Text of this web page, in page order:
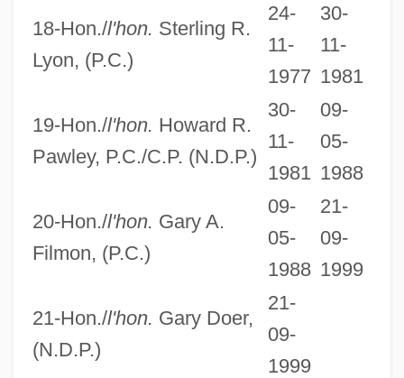
18-Hon./l'hon. Sterling R.
Lyon, (P.C.)
24-
11-
1977
30-
11-
1981
19-Hon./l'hon. Howard R.
Pawley, P.C./C.P. (N.D.P.)
30-
11-
1981
09-
05-
1988
20-Hon./l'hon. Gary A.
Filmon, (P.C.)
09-
05-
1988
21-
09-
1999
21-Hon./l'hon. Gary Doer,
(N.D.P.)
21-
09-
1999
The Diwan Of Abu Nuwas
The Divine Enforcer
The Divan Of Hafiz
The Ditty Bops